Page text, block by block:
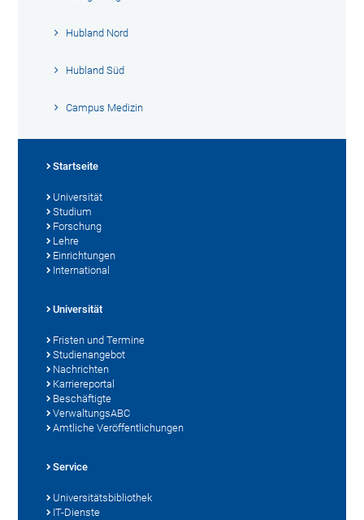
Hubland Nord
Hubland Süd
Campus Medizin
Startseite
Universität
Studium
Forschung
Lehre
Einrichtungen
International
Universität
Fristen und Termine
Studienangebot
Nachrichten
Karriereportal
Beschäftigte
VerwaltungsABC
Amtliche Veröffentlichungen
Service
Universitätsbibliothek
IT-Dienste